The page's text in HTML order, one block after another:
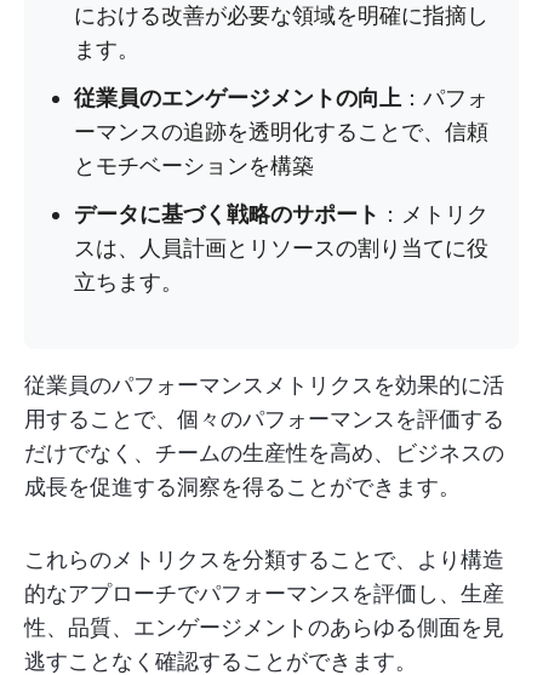
における改善が必要な領域を明確に指摘し
ます。
従業員のエンゲージメントの向上 ：パフォ
ーマンスの追跡を透明化することで、信頼
とモチベーションを構築
データに基づく戦略のサポート ：メトリク
スは、人員計画とリソースの割り当てに役
立ちます。
従業員のパフォーマンスメトリクスを効果的に活
用することで、個々のパフォーマンスを評価する
だけでなく、チームの生産性を高め、ビジネスの
成長を促進する洞察を得ることができます。
これらのメトリクスを分類することで、より構造
的なアプローチでパフォーマンスを評価し、生産
性、品質、エンゲージメントのあらゆる側面を見
逃すことなく確認することができます。